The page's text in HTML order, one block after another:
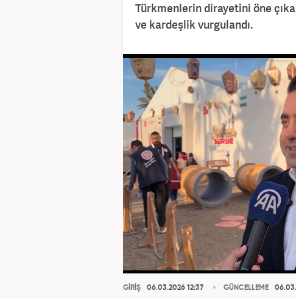
Türkmenlerin dirayetini öne
ve kardeşlik vurgulandı.
GİRİŞ 06.03.2026 12:37 GÜNCELLEME